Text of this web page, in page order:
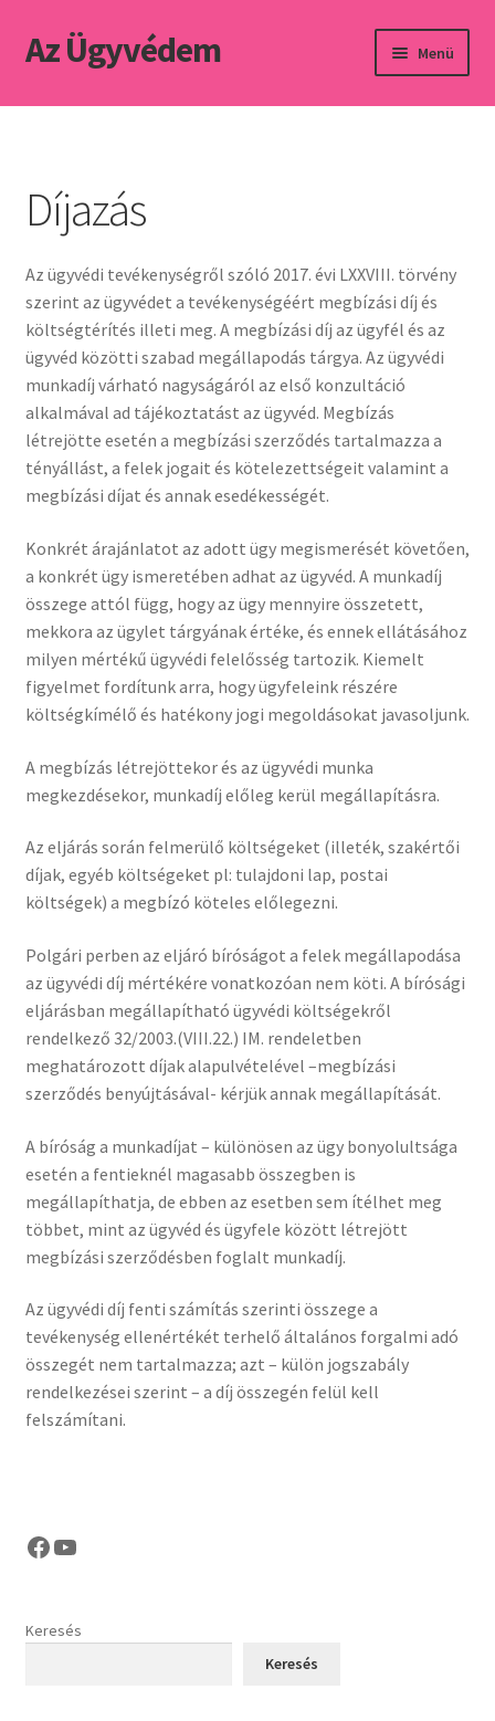
Ugrás
a
Kilépés
a
Az Ügyvédem Menü
Kezdőlap
Díjazás
Kapcsolat
Díjazás
Az ügyvédi tevékenységről szóló 2017. évi LXXVIII. törvény
szerint az ügyvédet a tevékenységéért megbízási díj és
költségtérítés illeti meg. A megbízási díj az ügyfél és az
ügyvéd közötti szabad megállapodás tárgya. Az ügyvédi
munkadíj várható nagyságáról az első konzultáció
alkalmával ad tájékoztatást az ügyvéd. Megbízás
létrejötte esetén a megbízási szerződés tartalmazza a
tényállást, a felek jogait és kötelezettségeit valamint a
megbízási díjat és annak esedékességét.
Konkrét árajánlatot az adott ügy megismerését követően,
a konkrét ügy ismeretében adhat az ügyvéd. A munkadíj
összege attól függ, hogy az ügy mennyire összetett,
mekkora az ügylet tárgyának értéke, és ennek ellátásához
milyen mértékű ügyvédi felelősség tartozik. Kiemelt
figyelmet fordítunk arra, hogy ügyfeleink részére
költségkímélő és hatékony jogi megoldásokat javasoljunk.
A megbízás létrejöttekor és az ügyvédi munka
megkezdésekor, munkadíj előleg kerül megállapításra.
Az eljárás során felmerülő költségeket (illeték, szakértői
díjak, egyéb költségeket pl: tulajdoni lap, postai
költségek) a megbízó köteles előlegezni.
Polgári perben az eljáró bíróságot a felek megállapodása
az ügyvédi díj mértékére vonatkozóan nem köti. A bírósági
eljárásban megállapítható ügyvédi költségekről
rendelkező 32/2003.(VIII.22.) IM. rendeletben
meghatározott díjak alapulvételével –megbízási
szerződés benyújtásával- kérjük annak megállapítását.
A bíróság a munkadíjat – különösen az ügy bonyolultsága
esetén a fentieknél magasabb összegben is
megállapíthatja, de ebben az esetben sem ítélhet meg
többet, mint az ügyvéd és ügyfele között létrejött
megbízási szerződésben foglalt munkadíj.
Az ügyvédi díj fenti számítás szerinti összege a
tevékenység ellenértékét terhelő általános forgalmi adó
összegét nem tartalmazza; azt – külön jogszabály
rendelkezései szerint – a díj összegén felül kell
felszámítani.
Facebook
YouTube
Keresés
Keresés